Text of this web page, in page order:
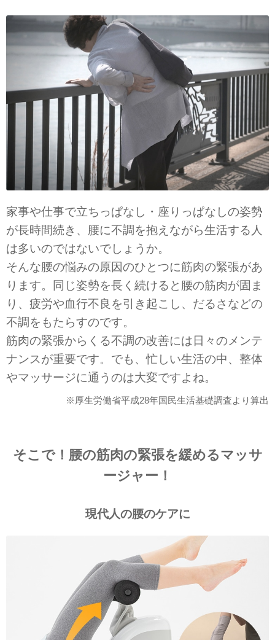
家事や仕事で立ちっぱなし・座りっぱなしの姿勢
が長時間続き、腰に不調を抱えながら生活する人
は多いのではないでしょうか。
そんな腰の悩みの原因のひとつに筋肉の緊張があ
ります。同じ姿勢を長く続けると腰の筋肉が固ま
り、疲労や血行不良を引き起こし、だるさなどの
不調をもたらすのです。
筋肉の緊張からくる不調の改善には日々のメンテ
ナンスが重要です。でも、忙しい生活の中、整体
マッサージに通うのは大変ですよね。
※厚生労働省平成28年国民生活基礎調査より算出
そこで！腰の筋肉の緊張を緩めるマッサ
ージャー！
現代人の腰のケアに